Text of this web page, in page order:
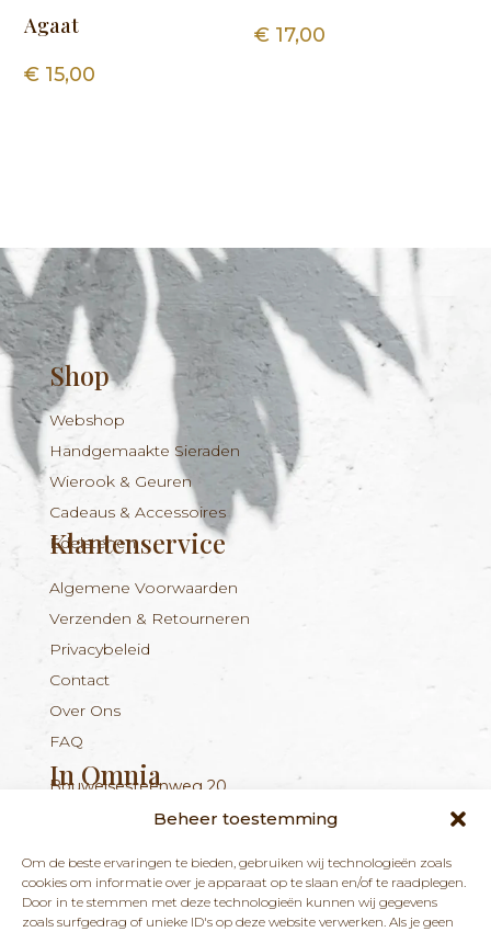
Beheer toestemming
Om de beste ervaringen te bieden, gebruiken wij technologieën zoals
cookies om informatie over je apparaat op te slaan en/of te raadplegen.
Door in te stemmen met deze technologieën kunnen wij gegevens
zoals surfgedrag of unieke ID's op deze website verwerken. Als je geen
Agaat
€ 15,00
€ 17,00
Shop
Webshop
Handgemaakte Sieraden
Wierook & Geuren
Cadeaus & Accessoires
Edelstenen
Klantenservice
Algemene Voorwaarden
Verzenden & Retourneren
Privacybeleid
Contact
Over Ons
FAQ
In Omnia
Bouwelsesteenweg 20
BE 1029.893.045
info@inomnia.be
+324 56 96 16 94
Nieuwsbrief
nieuws over onze winkel en praktijk.